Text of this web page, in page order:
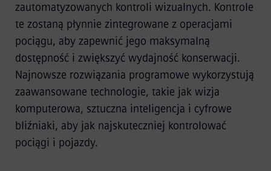
zautomatyzowanych kontroli wizualnych. Kontrole
te zostaną płynnie zintegrowane z operacjami
pociągu, aby zapewnić jego maksymalną
dostępność i zwiększyć wydajność konserwacji.
Najnowsze rozwiązania programowe wykorzystują
zaawansowane technologie, takie jak wizja
komputerowa, sztuczna inteligencja i cyfrowe
bliźniaki, aby jak najskuteczniej kontrolować
pociągi i pojazdy.